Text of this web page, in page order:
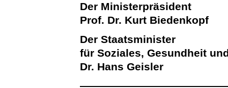
Der Ministerpräsident
Prof. Dr. Kurt Biedenkopf
Der Staatsminister
für Soziales, Gesundheit
Dr. Hans Geisler